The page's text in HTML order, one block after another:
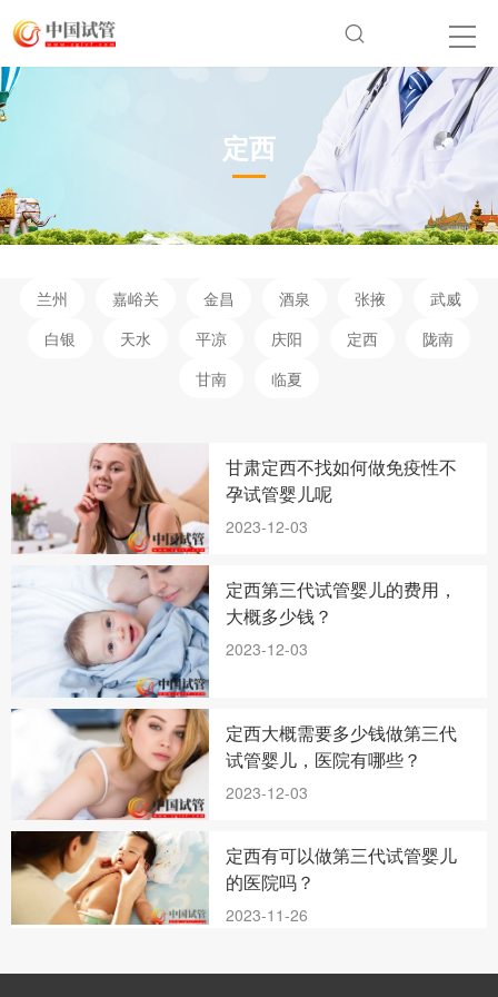
定西
兰州 嘉峪关 金昌 酒泉 张掖
武威
白银
天水 平凉 庆阳 定西
陇南
甘南
临夏
甘肃定西不找如何做免疫性不
孕试管婴儿呢
2023-12-03
定西第三代试管婴儿的费用，
大概多少钱？
2023-12-03
定西大概需要多少钱做第三代
试管婴儿，医院有哪些？
2023-12-03
定西有可以做第三代试管婴儿
的医院吗？
2023-11-26